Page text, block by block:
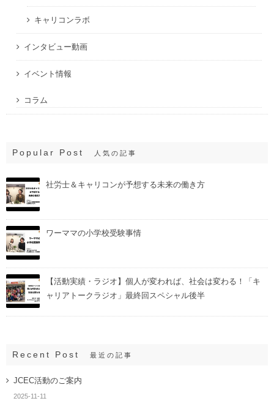
キャリコンラボ
インタビュー動画
イベント情報
コラム
Popular Post 人気の記事
社労士＆キャリコンが予想する未来の働き方
ワーママの小学校受験事情
【活動実績・ラジオ】個人が変われば、社会は変わる！「キ
ャリアトークラジオ」最終回スペシャル後半
Recent Post 最近の記事
JCEC活動のご案内
2025-11-11